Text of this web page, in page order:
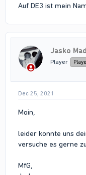
Auf DE3 ist mein
Jasko
Player
Dec 25, 2021
Moin,
leider konnte uns
versuche es gerne
MfG,